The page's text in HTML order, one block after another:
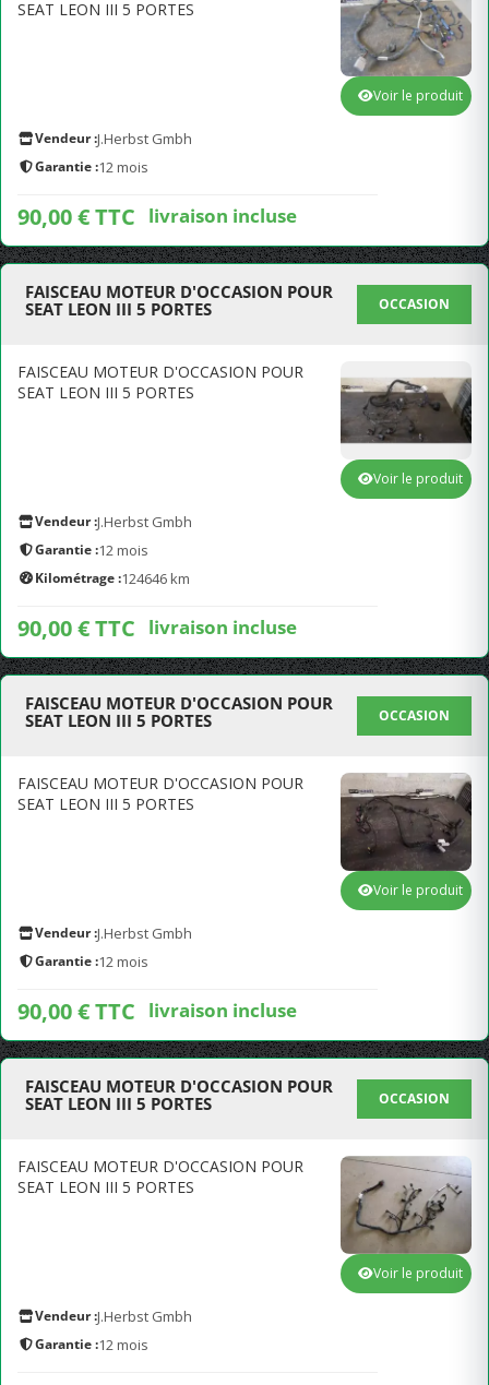
SEAT LEON III 5 PORTES
Vendeur :J.Herbst Gmbh
Garantie :12 mois
90,00 € TTC livraison incluse
Voir le produit
FAISCEAU MOTEUR D'OCCASION POUR
SEAT LEON III 5 PORTES
OCCASION
FAISCEAU MOTEUR D'OCCASION POUR
SEAT LEON III 5 PORTES
Vendeur :J.Herbst Gmbh
Garantie :12 mois
Kilométrage :124646 km
90,00 € TTC livraison incluse
Voir le produit
FAISCEAU MOTEUR D'OCCASION POUR
SEAT LEON III 5 PORTES
OCCASION
FAISCEAU MOTEUR D'OCCASION POUR
SEAT LEON III 5 PORTES
Vendeur :J.Herbst Gmbh
Garantie :12 mois
90,00 € TTC livraison incluse
Voir le produit
FAISCEAU MOTEUR D'OCCASION POUR
SEAT LEON III 5 PORTES
OCCASION
FAISCEAU MOTEUR D'OCCASION POUR
SEAT LEON III 5 PORTES
Vendeur :J.Herbst Gmbh
Garantie :12 mois
Voir le produit